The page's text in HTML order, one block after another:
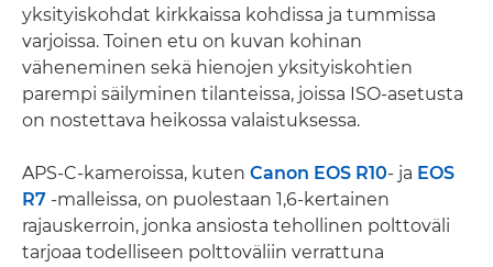
yksityiskohdat kirkkaissa kohdissa ja tummissa
varjoissa. Toinen etu on kuvan kohinan
väheneminen sekä hienojen yksityiskohtien
parempi säilyminen tilanteissa, joissa ISO-asetusta
on nostettava heikossa valaistuksessa.
APS-C-kameroissa, kuten Canon EOS R10- ja EOS
R7 -malleissa, on puolestaan 1,6-kertainen
rajauskerroin, jonka ansiosta tehollinen polttoväli
tarjoaa todelliseen polttoväliin verrattuna